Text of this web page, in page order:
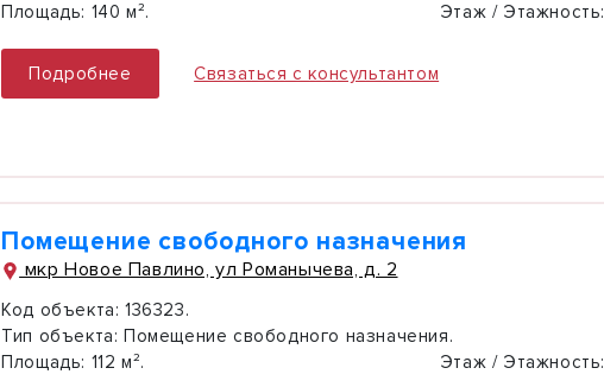
Площадь: 140 м². Этаж / Этажность:
Подробнее Связаться с консультантом
Помещение свободного назначения
мкр Новое Павлино, ул Романычева, д. 2
Код объекта: 136323.
Тип объекта: Помещение свободного назначения.
Площадь: 112 м². Этаж / Этажность: